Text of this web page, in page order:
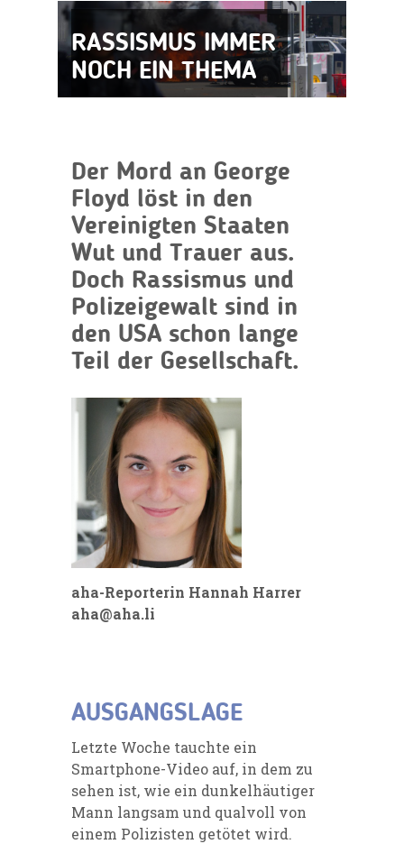
RASSISMUS IMMER
NOCH EIN THEMA
Der Mord an George
Floyd löst in den
Vereinigten Staaten
Wut und Trauer aus.
Doch Rassismus und
Polizeigewalt sind in
den USA schon lange
Teil der Gesellschaft.
aha-Reporterin Hannah Harrer
aha@aha.li
AUSGANGSLAGE
Letzte Woche tauchte ein
Smartphone-Video auf, in dem zu
sehen ist, wie ein dunkelhäutiger
Mann langsam und qualvoll von
einem Polizisten getötet wird.